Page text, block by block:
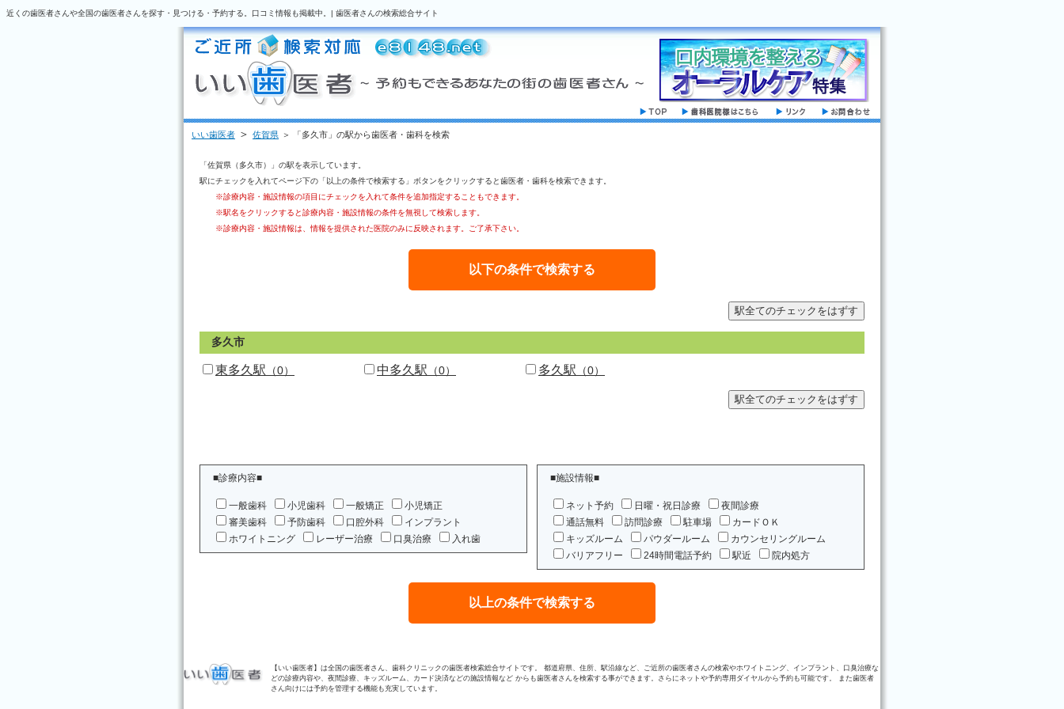
近くの歯医者さんや全国の歯医者さんを探す・見つける・予約する。口コミ情報も掲載中。| 歯医者さんの検索総合サイト
いい歯医者 ＞ 佐賀県 ＞ 「多久市」の駅から歯医者・歯科を検索
「佐賀県（多久市）」の駅を表示しています。
駅にチェックを入れてページ下の「以上の条件で検索する」ボタンをクリックすると歯医者・歯科を検索できます。
※診療内容・施設情報の項目にチェックを入れて条件を追加指定することもできます。
※駅名をクリックすると診療内容・施設情報の条件を無視して検索します。
※診療内容・施設情報は、情報を提供された医院のみに反映されます。ご了承下さい。
多久市
東多久駅 （0） 中多久駅 （0） 多久駅 （0）
■診療内容■
一般歯科 小児歯科 一般矯正
小児矯正
審美歯科
予防歯科 口腔外科
インプラント
ホワイトニング
レーザー治療 口臭治療 入れ歯
■施設情報■
ネット予約 日曜・祝日診療
夜間診療
通話無料
訪問診療 駐車場
カードＯＫ
キッズルーム
パウダールーム
カウンセリングルーム
バリアフリー
24時間電話予約 駅近 院内処方
【いい歯医者】は全国の歯医者さん、歯科クリニックの歯医者検索総合サイトです。 都道府県、住所、駅沿線など、ご近所の歯医者さんの検索やホワイトニング、インプラント、口臭治療な
どの診療内容や、夜間診療、キッズルーム、カード決済などの施設情報など からも歯医者さんを検索する事ができます。さらにネットや予約専用ダイヤルから予約も可能です。 また歯医者
さん向けには予約を管理する機能も充実しています。